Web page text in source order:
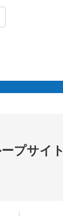
プサイト